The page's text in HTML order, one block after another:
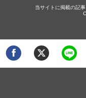
当サイトに掲載の記